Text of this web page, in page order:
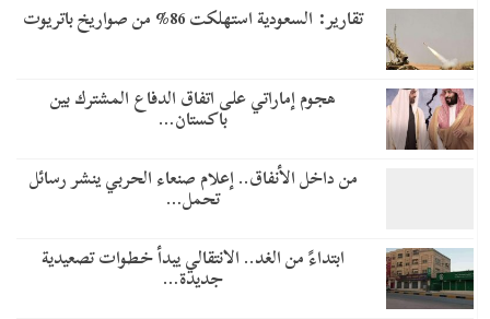
تقارير: السعودية استهلكت 86% من صواريخ باتريوت
هجوم إماراتي على اتفاق الدفاع المشترك بين
باكستان…
من داخل الأنفاق.. إعلام صنعاء الحربي ينشر رسائل
تحمل…
​ابتداءً من الغد.. الانتقالي يبدأ خطوات تصعيدية
جديدة…